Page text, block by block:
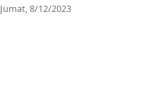
Jumat, 8/12/2023